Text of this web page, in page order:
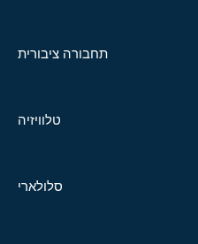
תחבורה ציבורית
טלוויזיה
סלולארי